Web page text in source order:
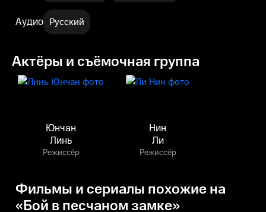
Аудио Русский
Актёры и съёмочная группа
Юнчан
Линь
Режиссёр
Нин
Ли
Режиссёр
Фильмы и сериалы похожие на
«Бой в песчаном замке»